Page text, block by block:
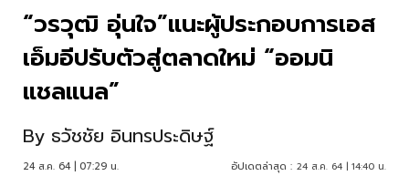
“วรวุฒิ อุ่นใจ”แนะผู้ประกอบการเอส
เอ็มอีปรับตัวสู่ตลาดใหม่ “ออมนิ
แชลแนล”
By ธวัชชัย อินทรประดิษฐ์
24 ส.ค. 64 | 07:29 น. อัปเดตล่าสุด : 24 ส.ค. 64 | 14:40 น.